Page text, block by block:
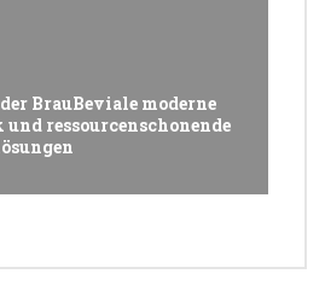
BrauBeviale moderne
ressourcenschonende